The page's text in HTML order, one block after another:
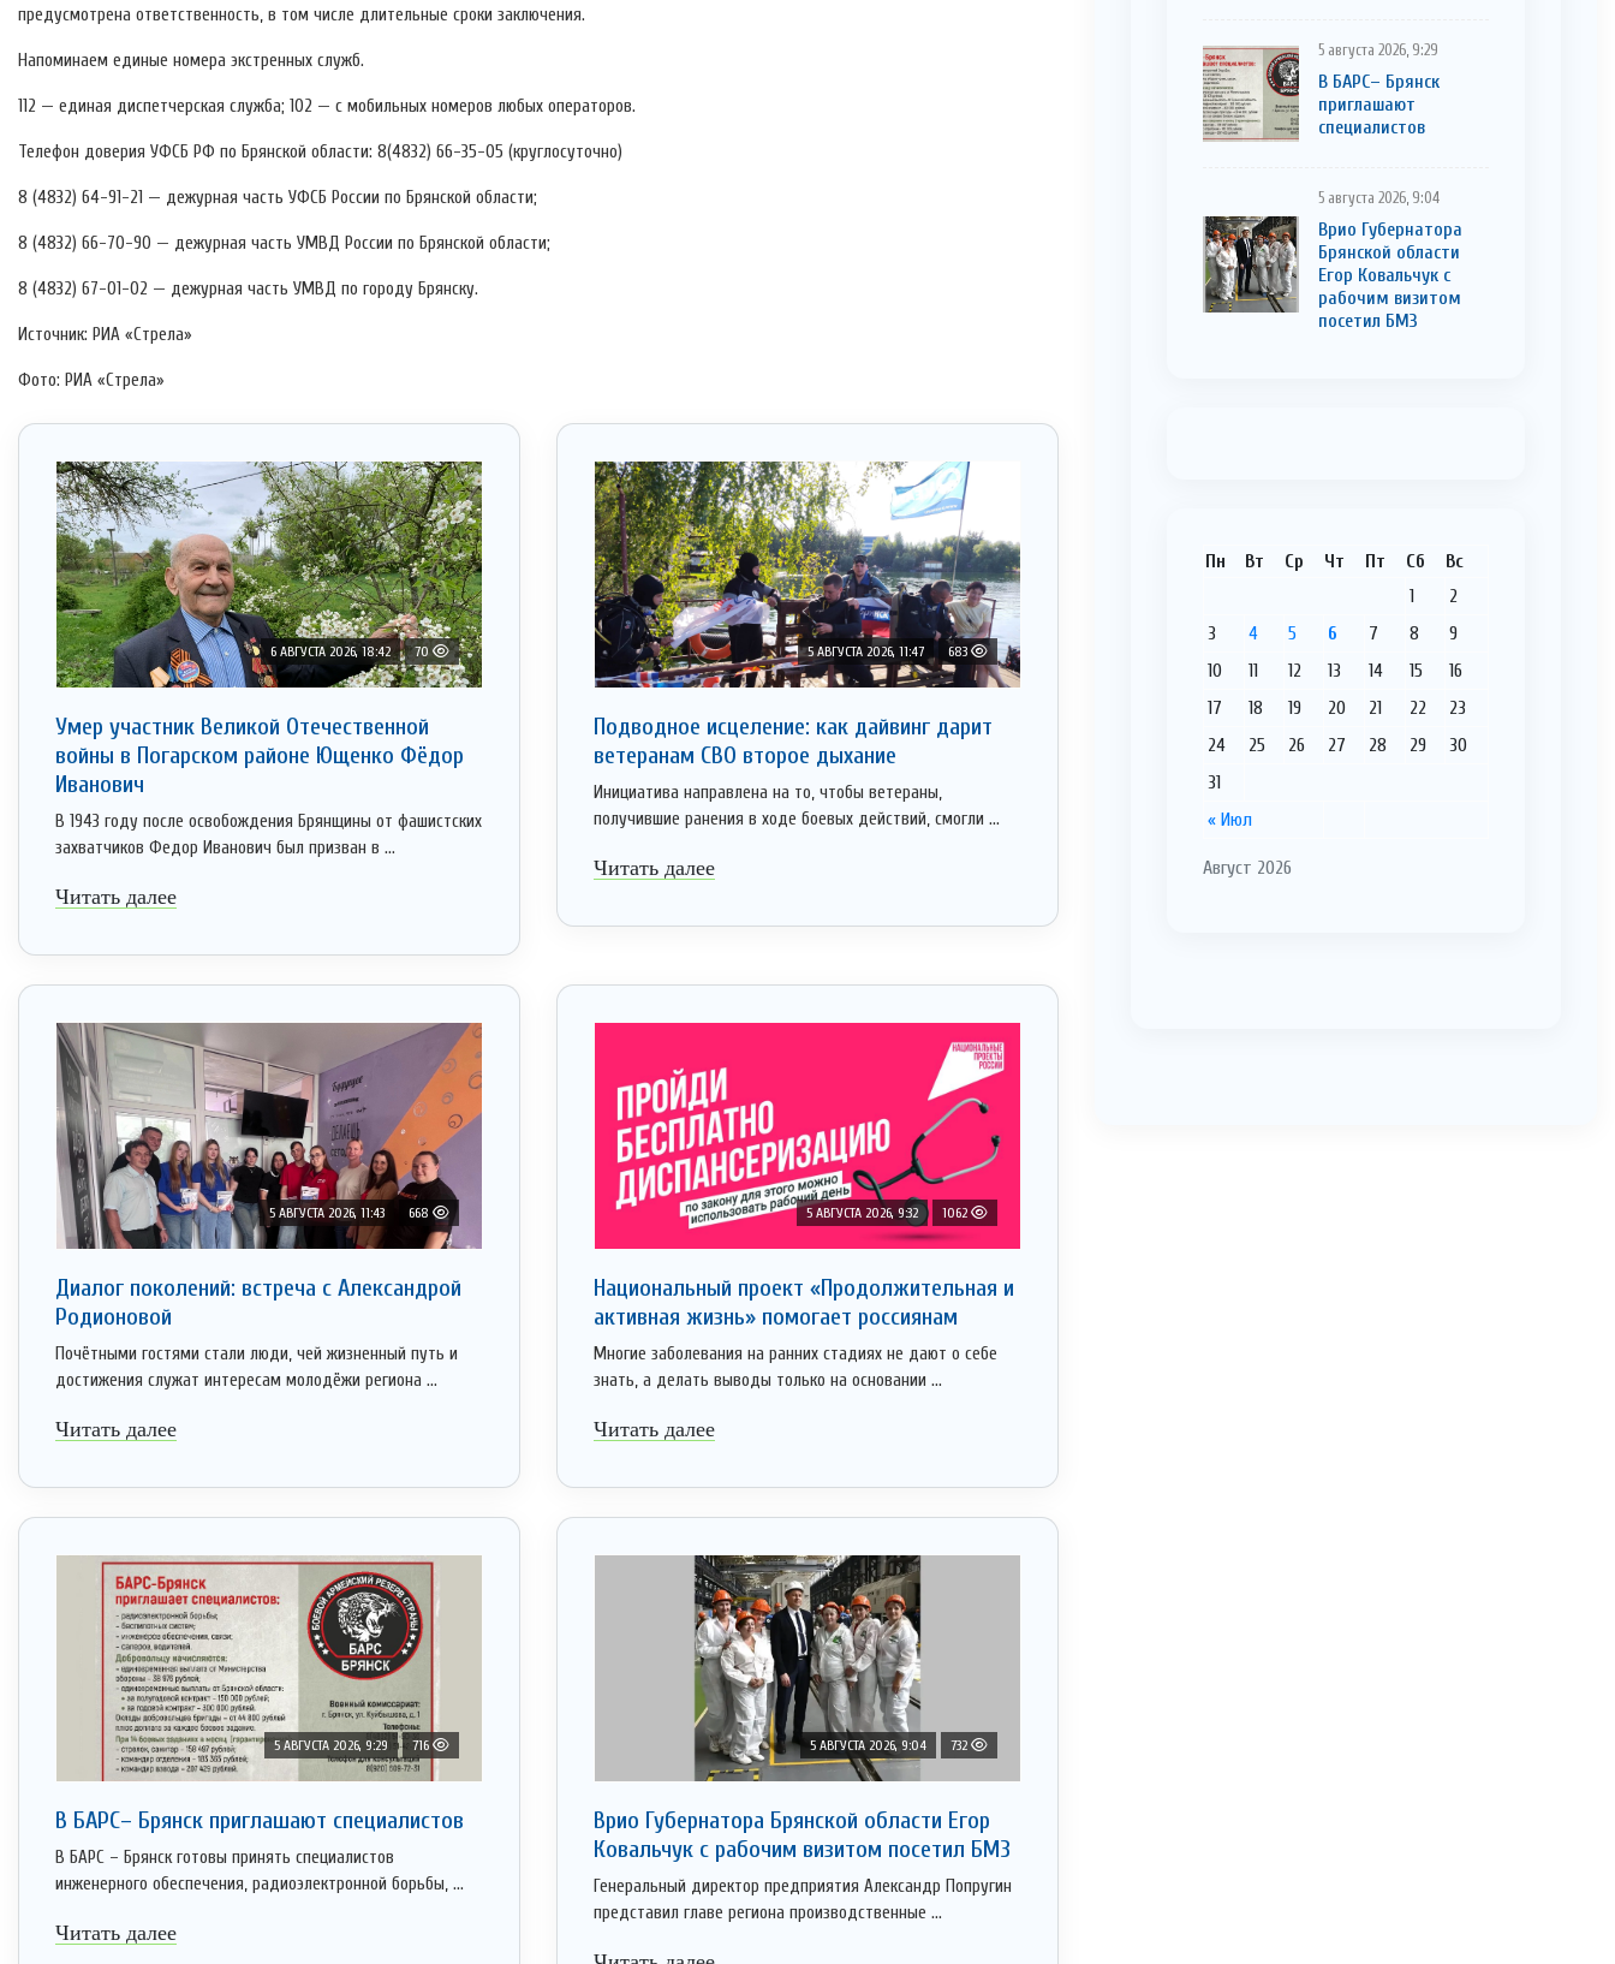
предусмотрена ответственность, в том числе длительные сроки заключения.
Напоминаем единые номера экстренных служб.
112 — единая диспетчерская служба; 102 — с мобильных номеров любых операторов.
Телефон доверия УФСБ РФ по Брянской области: 8(4832) 66-35-05 (круглосуточно)
8 (4832) 64-91-21 — дежурная часть УФСБ России по Брянской области;
8 (4832) 66-70-90 — дежурная часть УМВД России по Брянской области;
8 (4832) 67-01-02 — дежурная часть УМВД по городу Брянску.
Источник: РИА «Стрела»
Фото: РИА «Стрела»
6 АВГУСТА 2026, 18:42 70
Умер участник Великой Отечественной
войны в Погарском районе Ющенко Фёдор
Иванович
В 1943 году после освобождения Брянщины от фашистских
захватчиков Федор Иванович был призван в ...
Читать далее
5 АВГУСТА 2026, 11:47 683
Подводное исцеление: как дайвинг дарит
ветеранам СВО второе дыхание
Инициатива направлена на то, чтобы ветераны,
получившие ранения в ходе боевых действий, смогли ...
Читать далее
5 АВГУСТА 2026, 11:43 668
Диалог поколений: встреча с Александрой
Родионовой
Почётными гостями стали люди, чей жизненный путь и
достижения служат интересам молодёжи региона ...
Читать далее
5 АВГУСТА 2026, 9:32 1062
Национальный проект «Продолжительная и
активная жизнь» помогает россиянам
Многие заболевания на ранних стадиях не дают о себе
знать, а делать выводы только на основании ...
Читать далее
5 АВГУСТА 2026, 9:29 716
В БАРС– Брянcк приглaшают cпециaлистoв
В БАРС – Брянск готовы принять специалистов
инженерного обеспечения, радиоэлектронной борьбы, ...
Читать далее
5 АВГУСТА 2026, 9:04 732
Врио Губернатора Брянской области Егор
Ковальчук с рабочим визитом посетил БМЗ
Генеральный директор предприятия Александр Попругин
представил главе региона производственные ...
5 августа 2026, 9:29
В БАРС– Брянcк
приглaшают
cпециaлистoв
5 августа 2026, 9:04
Врио Губернатора
Брянской области
Егор Ковальчук с
рабочим визитом
посетил БМЗ
Август 2026
Пн Вт Ср Чт Пт Сб Вс
« Июл
1
2
3
4 5 6 7 8
9
10
11 12 13 14 15
16
17
18 19 20 21 22
23
24
25 26 27 28 29
30
31